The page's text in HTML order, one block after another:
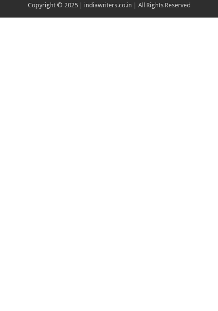
Copyright © 2025 | indiawriters.co.in | All Rights Reserved